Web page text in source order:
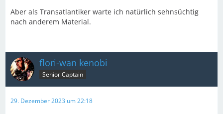
Aber als Transatlantiker warte ich natürlich sehnsüchtig
nach anderem Material.
flori-wan kenobi
Senior Captain
29. Dezember 2023 um 22:18